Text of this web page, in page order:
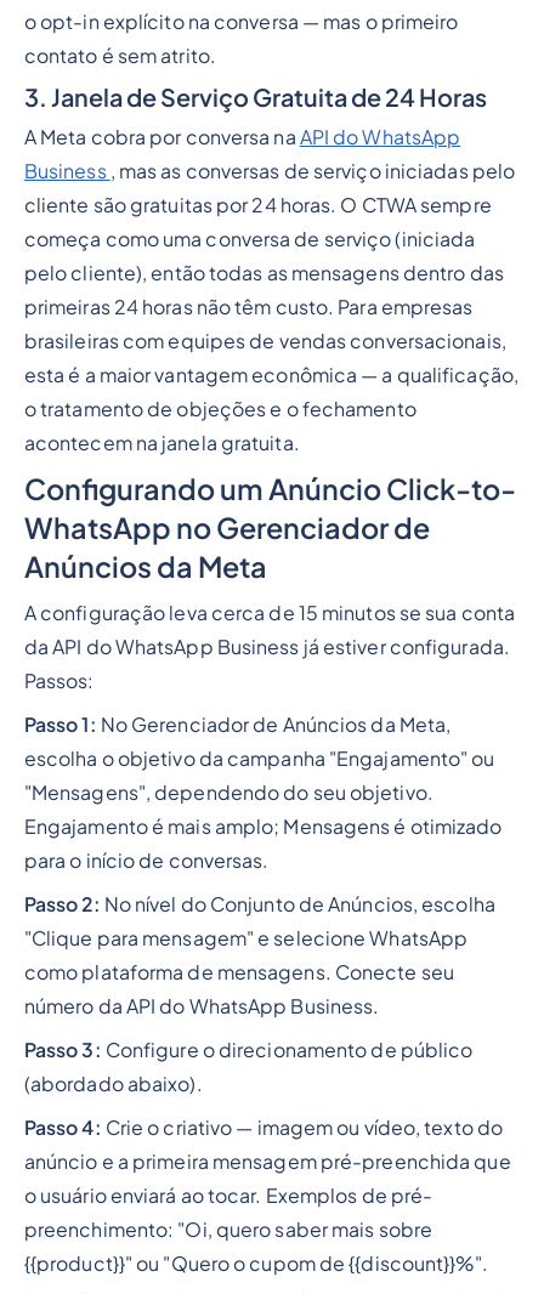
o opt-in explícito na conversa — mas o primeiro
contato é sem atrito.
3. Janela de Serviço Gratuita de 24 Horas
A Meta cobra por conversa na API do WhatsApp
Business , mas as conversas de serviço iniciadas pelo
cliente são gratuitas por 24 horas. O CTWA sempre
começa como uma conversa de serviço (iniciada
pelo cliente), então todas as mensagens dentro das
primeiras 24 horas não têm custo. Para empresas
brasileiras com equipes de vendas conversacionais,
esta é a maior vantagem econômica — a qualificação,
o tratamento de objeções e o fechamento
acontecem na janela gratuita.
Configurando um Anúncio Click-to-
WhatsApp no Gerenciador de
Anúncios da Meta
A configuração leva cerca de 15 minutos se sua conta
da API do WhatsApp Business já estiver configurada.
Passos:
Passo 1: No Gerenciador de Anúncios da Meta,
escolha o objetivo da campanha "Engajamento" ou
"Mensagens", dependendo do seu objetivo.
Engajamento é mais amplo; Mensagens é otimizado
para o início de conversas.
Passo 2: No nível do Conjunto de Anúncios, escolha
"Clique para mensagem" e selecione WhatsApp
como plataforma de mensagens. Conecte seu
número da API do WhatsApp Business.
Passo 3: Configure o direcionamento de público
(abordado abaixo).
Passo 4: Crie o criativo — imagem ou vídeo, texto do
anúncio e a primeira mensagem pré-preenchida que
o usuário enviará ao tocar. Exemplos de pré-
preenchimento: "Oi, quero saber mais sobre
{{product}}" ou "Quero o cupom de {{discount}}%".